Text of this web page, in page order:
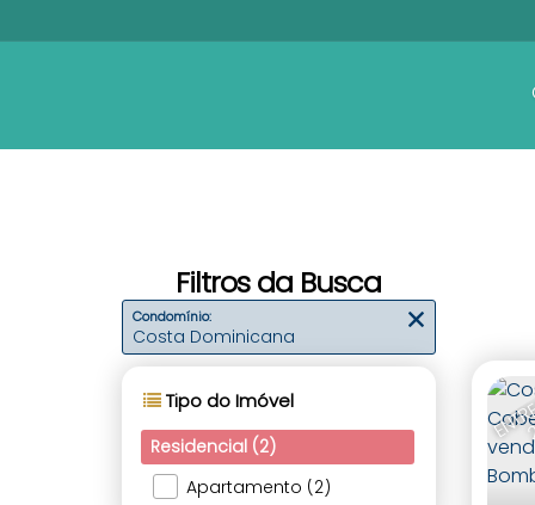
Filtros da Busca
Condomínio:
Costa Dominicana
Tipo do Imóvel
Residencial (2)
Apartamento (2)